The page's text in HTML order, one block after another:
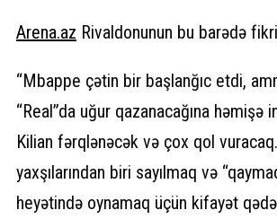
Arena.az Rivaldonunun bu barədə
“Mbappe çətin bir başlanğıc etdi,
“Real”da uğur qazanacağına həmişə
Kilian fərqlənəcək və çox qol vuracaq.
yaxşılarından biri sayılmaq və
heyətində oynamaq üçün kifayət